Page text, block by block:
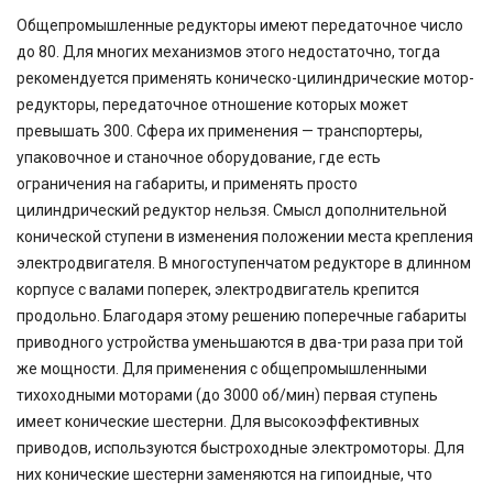
47,58
48,08
49,2
52
54,02
60
63
71
80
80,2
81,92
83,15
90,7
100
116,5
124,97
167,4
Общепромышленные редукторы имеют передаточное число
до 80. Для многих механизмов этого недостаточно, тогда
рекомендуется применять коническо-цилиндрические мотор-
редукторы, передаточное отношение которых может
превышать 300. Сфера их применения — транспортеры,
упаковочное и станочное оборудование, где есть
ограничения на габариты, и применять просто
цилиндрический редуктор нельзя. Смысл дополнительной
конической ступени в изменения положении места крепления
электродвигателя. В многоступенчатом редукторе в длинном
корпусе с валами поперек, электродвигатель крепится
продольно. Благодаря этому решению поперечные габариты
приводного устройства уменьшаются в два-три раза при той
же мощности. Для применения с общепромышленными
тихоходными моторами (до 3000 об/мин) первая ступень
имеет конические шестерни. Для высокоэффективных
приводов, используются быстроходные электромоторы. Для
них конические шестерни заменяются на гипоидные, что